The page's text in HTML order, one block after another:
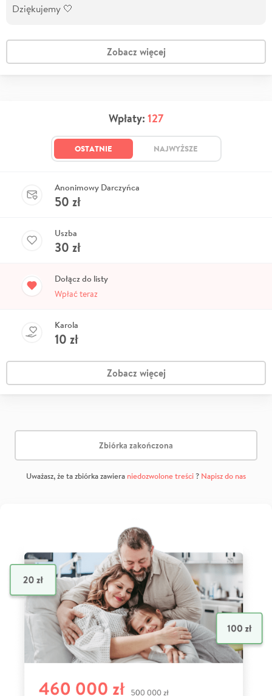
Dziękujemy 🤍
Zobacz więcej
Wpłaty: 127
OSTATNIE NAJWYŻSZE
Anonimowy Darczyńca
50 zł
Uszba
30 zł
Dołącz do listy
Wpłać teraz
Karola
10 zł
Zobacz więcej
Zbiórka zakończona
Uważasz, że ta zbiórka zawiera niedozwolone treści? Napisz do nas